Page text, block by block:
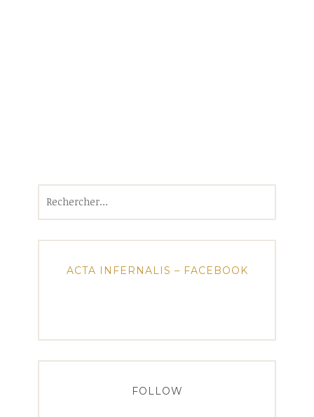
ACTA INFERNALIS – FACEBOOK
FOLLOW